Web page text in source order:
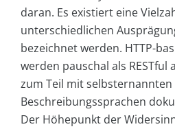
daran. Es existiert eine
unterschiedlichen
bezeichnet werden. HTTP-
werden pauschal als RESTful
zum Teil mit selbsternannten
Beschreibungssprachen
Der Höhepunkt der